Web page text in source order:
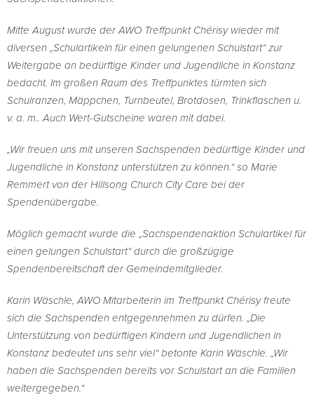
Mitte August wurde der AWO Treffpunkt Chérisy wieder mit
diversen „Schulartikeln für einen gelungenen Schulstart“ zur
Weitergabe an bedürftige Kinder und Jugendliche in Konstanz
bedacht. Im großen Raum des Treffpunktes türmten sich
Schulranzen, Mäppchen, Turnbeutel, Brotdosen, Trinkflaschen u.
v. a. m.. Auch Wert-Gutscheine waren mit dabei.
„Wir freuen uns mit unseren Sachspenden bedürftige Kinder und
Jugendliche in Konstanz unterstützen zu können.“ so Marie
Remmert von der Hillsong Church City Care bei der
Spendenübergabe.
Möglich gemacht wurde die „Sachspendenaktion Schulartikel für
einen gelungen Schulstart“ durch die großzügige
Spendenbereitschaft der Gemeindemitglieder.
Karin Wäschle, AWO Mitarbeiterin im Treffpunkt Chérisy freute
sich die Sachspenden entgegennehmen zu dürfen. „Die
Unterstützung von bedürftigen Kindern und Jugendlichen in
Konstanz bedeutet uns sehr viel“ betonte Karin Wäschle. „Wir
haben die Sachspenden bereits vor Schulstart an die Familien
weitergegeben.“